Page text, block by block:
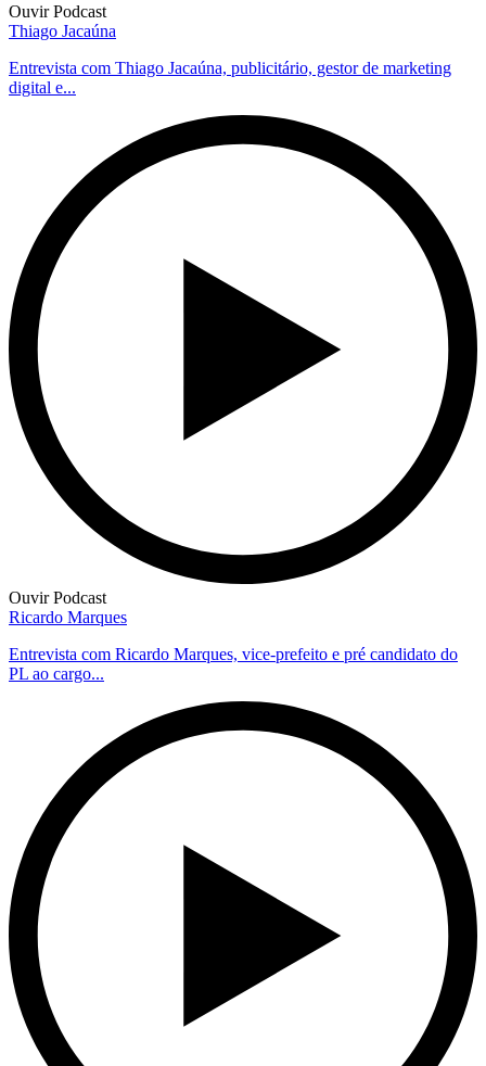
Ouvir Podcast
Thiago Jacaúna
Entrevista com Thiago Jacaúna, publicitário, gestor de marketing
digital e...
Ouvir Podcast
Ricardo Marques
Entrevista com Ricardo Marques, vice-prefeito e pré candidato do
PL ao cargo...